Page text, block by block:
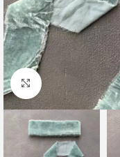
Клацніть, щоб